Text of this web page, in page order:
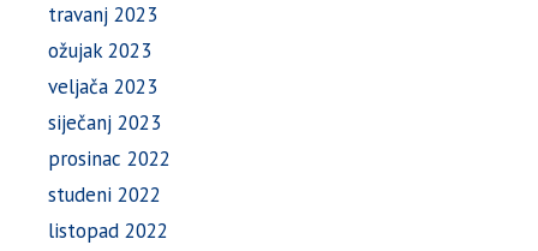
travanj 2023
ožujak 2023
veljača 2023
siječanj 2023
prosinac 2022
studeni 2022
listopad 2022